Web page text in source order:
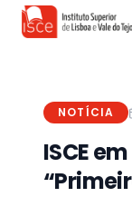
NOTÍCIA
ISCE